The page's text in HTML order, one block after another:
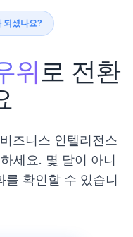
되셨나요?
위로 전환
즈니스 인텔리전스
세요. 몇 달이 아니
를 확인할 수 있습니